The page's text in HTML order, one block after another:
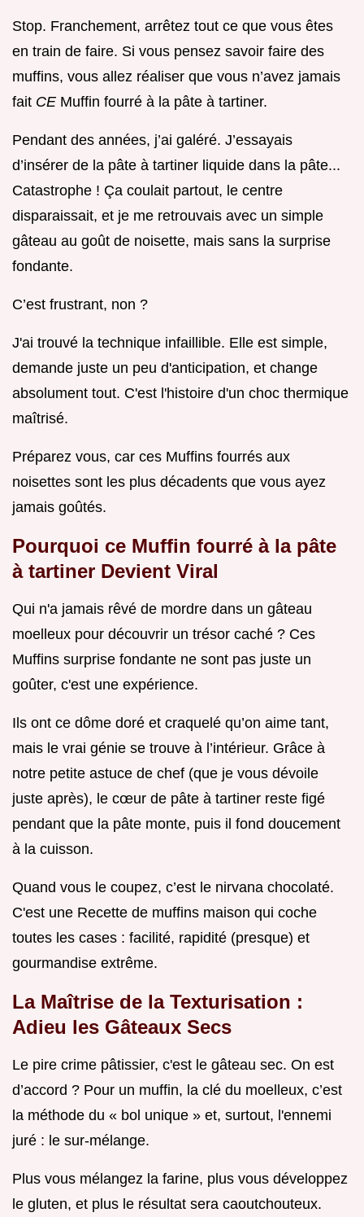
Stop. Franchement, arrêtez tout ce que vous êtes
en train de faire. Si vous pensez savoir faire des
muffins, vous allez réaliser que vous n’avez jamais
fait CE Muffin fourré à la pâte à tartiner.
Pendant des années, j’ai galéré. J’essayais
d’insérer de la pâte à tartiner liquide dans la pâte...
Catastrophe ! Ça coulait partout, le centre
disparaissait, et je me retrouvais avec un simple
gâteau au goût de noisette, mais sans la surprise
fondante.
C’est frustrant, non ?
J'ai trouvé la technique infaillible. Elle est simple,
demande juste un peu d'anticipation, et change
absolument tout. C'est l'histoire d'un choc thermique
maîtrisé.
Préparez vous, car ces Muffins fourrés aux
noisettes sont les plus décadents que vous ayez
jamais goûtés.
Pourquoi ce Muffin fourré à la pâte
à tartiner Devient Viral
Qui n'a jamais rêvé de mordre dans un gâteau
moelleux pour découvrir un trésor caché ? Ces
Muffins surprise fondante ne sont pas juste un
goûter, c'est une expérience.
Ils ont ce dôme doré et craquelé qu’on aime tant,
mais le vrai génie se trouve à l’intérieur. Grâce à
notre petite astuce de chef (que je vous dévoile
juste après), le cœur de pâte à tartiner reste figé
pendant que la pâte monte, puis il fond doucement
à la cuisson.
Quand vous le coupez, c’est le nirvana chocolaté.
C'est une Recette de muffins maison qui coche
toutes les cases : facilité, rapidité (presque) et
gourmandise extrême.
La Maîtrise de la Texturisation :
Adieu les Gâteaux Secs
Le pire crime pâtissier, c'est le gâteau sec. On est
d’accord ? Pour un muffin, la clé du moelleux, c’est
la méthode du « bol unique » et, surtout, l'ennemi
juré : le sur-mélange.
Plus vous mélangez la farine, plus vous développez
le gluten, et plus le résultat sera caoutchouteux.